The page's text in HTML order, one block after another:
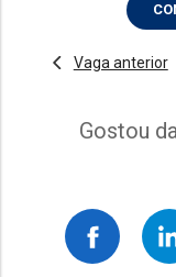
Vaga anterior
Gostou